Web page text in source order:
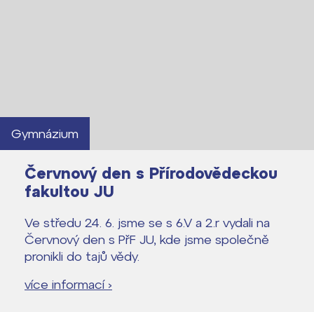
Gymnázium
Červnový den s Přírodovědeckou
fakultou JU
Ve středu 24. 6. jsme se s 6.V a 2.r vydali na
Červnový den s PřF JU, kde jsme společně
pronikli do tajů vědy.
více informací ›